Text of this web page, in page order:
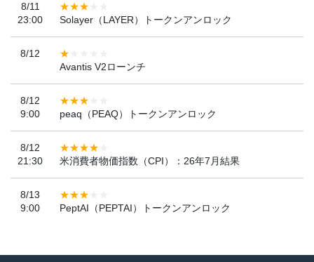
8/11
23:00
Solayer（LAYER）トークンアンロック
8/12
Avantis V2ローンチ
8/12
9:00
peaq（PEAQ）トークンアンロック
8/12
21:30
米消費者物価指数（CPI）：26年7月結果
8/13
9:00
PeptAI（PEPTAI）トークンアンロック